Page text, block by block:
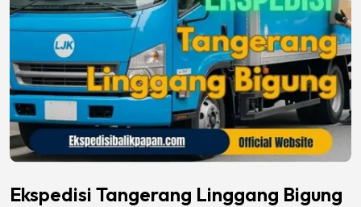
Ekspedisi Tangerang Linggang Bigung